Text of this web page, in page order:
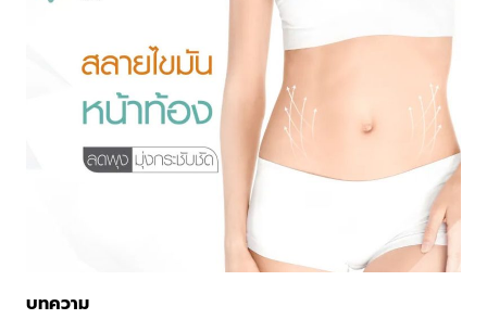
อ้วน
สร้าง
ร่อง11
บทความ